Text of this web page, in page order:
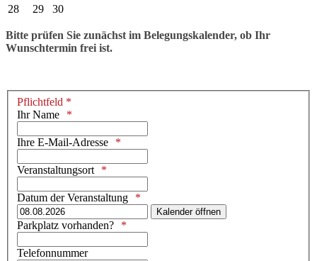
28
29 30
Bitte prüfen Sie zunächst im Belegungskalender, ob Ihr
Wunschtermin frei ist.
Pflichtfeld *
Ihr Name
Ihre E-Mail-Adresse
Veranstaltungsort
Datum der Veranstaltung
Kalender öffnen
Parkplatz vorhanden?
Telefonnummer